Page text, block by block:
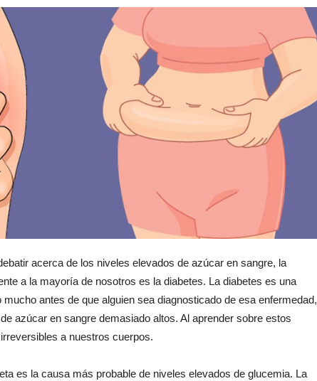
acerca de los niveles elevados de azúcar en sangre, la
a la mayoría de nosotros es la diabetes. La diabetes es una
antes de que alguien sea diagnosticado de esa enfermedad,
azúcar en sangre demasiado altos. Al aprender sobre estos
a nuestros cuerpos.
es la causa más probable de niveles elevados de glucemia. La